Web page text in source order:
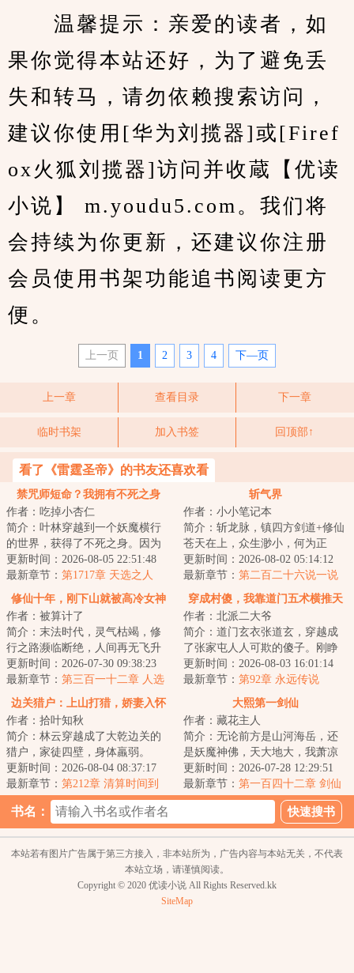
温馨提示：亲爱的读者，如
果你觉得本站还好，为了避免丢
失和转马，请勿依赖搜索访问，
建议你使用[华为刘揽器]或[Firef
ox火狐刘揽器]访问并收蔵【优读
小说】 m.youdu5.com。我们将
会持续为你更新，还建议你注册
会员使用书架功能追书阅读更方
便。
上一页 1 2 3 4 下—页
上一章 查看目录 下一章
临时书架 加入书签 回顶部↑
看了《雷霆圣帝》的书友还喜欢看
禁咒师短命？我拥有不死之身
作者：吃掉小杏仁
简介：叶林穿越到一个妖魔横行
的世界，获得了不死之身。因为
这个世界的转职仪式很费钱，他
直接卡BUG靠着...
更新时间：2026-08-05 22:51:48
最新章节： 第1717章 天选之人
斩气界
作者：小小笔记本
简介：斩龙脉，镇四方剑道+修仙
苍天在上，众生渺小，何为正
义！何为挫折！何为磨难！不过
是浮云吧！仇恨...
更新时间：2026-08-02 05:14:12
最新章节： 第二百二十六说一说
修仙十年，刚下山就被高冷女神
拿捏？
作者：被算计了
简介：末法时代，灵气枯竭，修
行之路濒临断绝，人间再无飞升
之机遇。&lt;br/&gt;大学刚毕业的
陈弈，在一...
更新时间：2026-07-30 09:38:23
最新章节： 第三百一十二章 人选
敲定
穿成村傻，我靠道门五术横推天
下
作者：北派二大爷
简介：道门玄衣张道玄，穿越成
了张家屯人人可欺的傻子。刚睁
眼，就遇上烂摊子：前主赌输上
吊，留下两的烂...
更新时间：2026-08-03 16:01:14
最新章节： 第92章 永远传说
边关猎户：上山打猎，娇妻入怀
作者：拾叶知秋
简介：林云穿越成了大乾边关的
猎户，家徒四壁，身体羸弱。
&lt;br/&gt;荒年暴月，村痞上门逼
债，朝廷要他...
更新时间：2026-08-04 08:37:17
最新章节： 第212章 清算时间到
大熙第一剑仙
作者：藏花主人
简介：无论前方是山河海岳，还
是妖魔神佛，天大地大，我萧凉
唯有一剑。一剑没法解决的事，
那就多出几剑。...
更新时间：2026-07-28 12:29:51
最新章节： 第一百四十二章 剑仙
之名
书名：
本站若有图片广告属于第三方接入，非本站所为，广告内容与本站无关，不代表
本站立场，请谨慎阅读。
Copyright © 2020 优读小说 All Rights Reserved.kk
SiteMap